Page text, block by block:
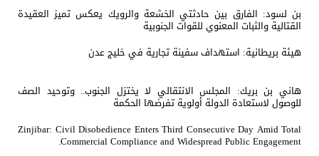
بن لسود: الفارق بين حادثتي الخشعة والرويك يعكس تميز العقيدة
القتالية والثبات المعنوي للقوات الجنوبية
هيئة بريطانية: استهداف سفينة تجارية في خليج عدن
هاني بن بريك: المجلس الانتقالي لا يختزل الجنوب.. وتوحيد الصف
للوصول لاستعادة الدولة أولوية تفرضها الحكمة
Zinjibar: Civil Disobedience Enters Third Consecutive Day Amid Total
Commercial Compliance and Widespread Public Engagement.